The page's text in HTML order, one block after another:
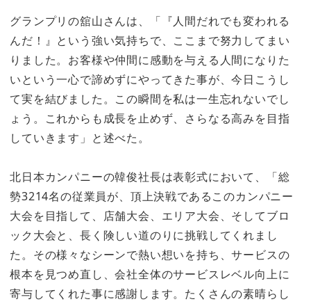
グランプリの舘山さんは、「『人間だれでも変われる
んだ！』という強い気持ちで、ここまで努力してまい
りました。お客様や仲間に感動を与える人間になりた
いという一心で諦めずにやってきた事が、今日こうし
て実を結びました。この瞬間を私は一生忘れないでし
ょう。これからも成長を止めず、さらなる高みを目指
していきます」と述べた。
北日本カンパニーの韓俊社長は表彰式において、「総
勢3214名の従業員が、頂上決戦であるこのカンパニー
大会を目指して、店舗大会、エリア大会、そしてブロ
ック大会と、長く険しい道のりに挑戦してくれまし
た。その様々なシーンで熱い想いを持ち、サービスの
根本を見つめ直し、会社全体のサービスレベル向上に
寄与してくれた事に感謝します。たくさんの素晴らし